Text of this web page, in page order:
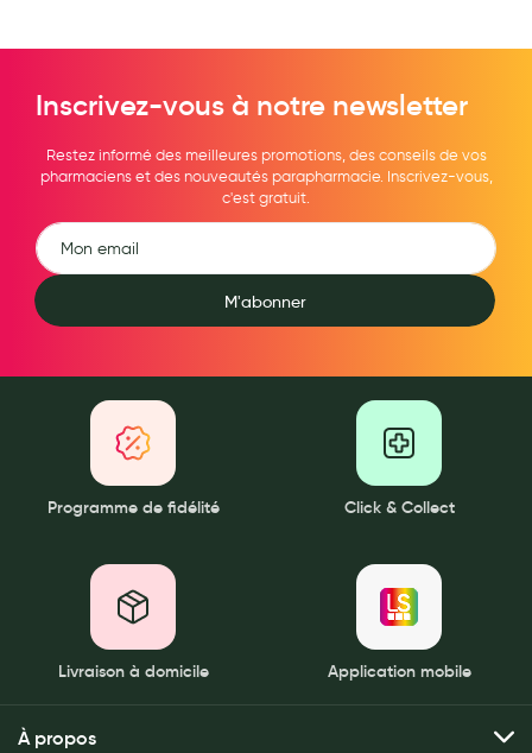
Inscrivez-vous à notre newsletter
Restez informé des meilleures promotions, des conseils de vos
pharmaciens et des nouveautés parapharmacie. Inscrivez-vous,
c'est gratuit.
M'abonner
Programme de fidélité Click & Collect
Livraison à domicile Application mobile
À propos